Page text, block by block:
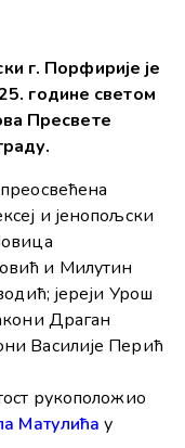
г. Порфирије је
године светом
Пресвете
и јенопољски
и Милутин
јереји Урош
Драган
Василије Перић
рукоположио
Матулића у